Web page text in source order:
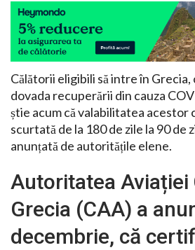
Călătorii eligibili să intre în Grecia,
dovada recuperării din cauza
știe acum că valabilitatea
scurtată de la 180 de zile la 90 de
anunțată de autoritățile elene.
Autoritatea Aviației
Grecia (CAA) a
decembrie, că